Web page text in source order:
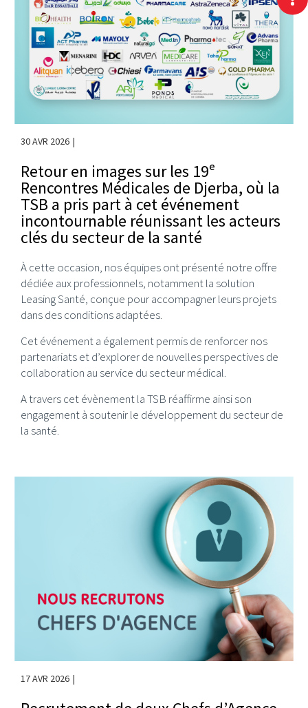
30 AVR 2026
Retour en images sur les 19ᵉ
Rencontres Médicales de Djerba, où la
TSB a pris part à cet événement
incontournable réunissant les acteurs
clés du secteur de la santé
À cette occasion, nos équipes ont présenté notre offre
dédiée aux professionnels, notamment la solution
Leasing Santé, conçue pour accompagner leurs projets
dans des conditions adaptées.
Cet événement a également permis de renforcer nos
partenariats et d’explorer de nouvelles perspectives de
collaboration au service du secteur médical.
A travers cet évènement la TSB réaffirme ainsi son
engagement à soutenir le développement du secteur de
la santé.
17 AVR 2026